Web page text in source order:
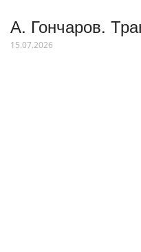
А. Гончаров.
15.07.2026